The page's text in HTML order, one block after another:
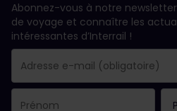
Abonnez-vous à notre
de voyage et connaître les
intéressantes d’Interrail !